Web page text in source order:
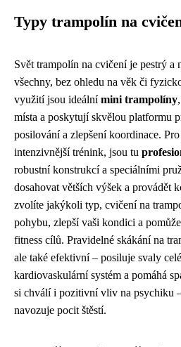
Typy trampolín na
Svět trampolín na cvičení je pestrý a
všechny, bez ohledu na věk či
využití jsou ideálnímini trampolíny
místa a poskytují skvělou platformu
posilování a zlepšení koordinace.
intenzivnější trénink, jsou tu
robustní konstrukcí a speciálními
dosahovat větších výšek a provádět
zvolíte jakýkoli typ, cvičení na
pohybu, zlepší vaši kondici a
fitness cílů. Pravidelné skákání na
ale také efektivní – posiluje svaly
kardiovaskulární systém a pomáhá
si chválí i pozitivní vliv na psychiku
navozuje pocit štěstí.